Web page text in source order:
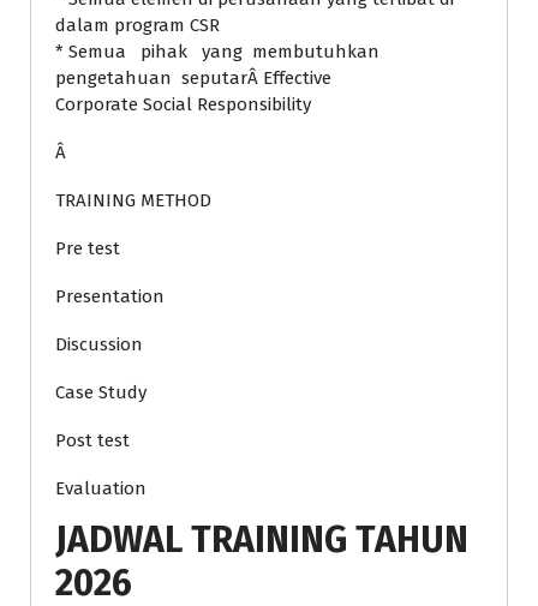
dalam program CSR
* Semua pihak yang membutuhkan
pengetahuan seputarÂ Effective
Corporate Social Responsibility
Â
TRAINING METHOD
Pre test
Presentation
Discussion
Case Study
Post test
Evaluation
JADWAL TRAINING TAHUN
2026